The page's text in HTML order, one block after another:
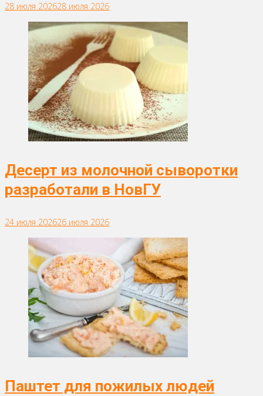
28 июля 202628 июля 2026
Десерт из молочной сыворотки
разработали в НовГУ
24 июля 202626 июля 2026
Паштет для пожилых людей